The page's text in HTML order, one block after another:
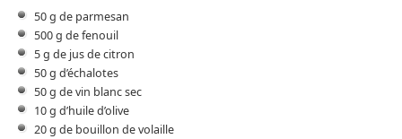
50 g de parmesan
500 g de fenouil
5 g de jus de citron
50 g d’échalotes
50 g de vin blanc sec
10 g d’huile d’olive
20 g de bouillon de volaille